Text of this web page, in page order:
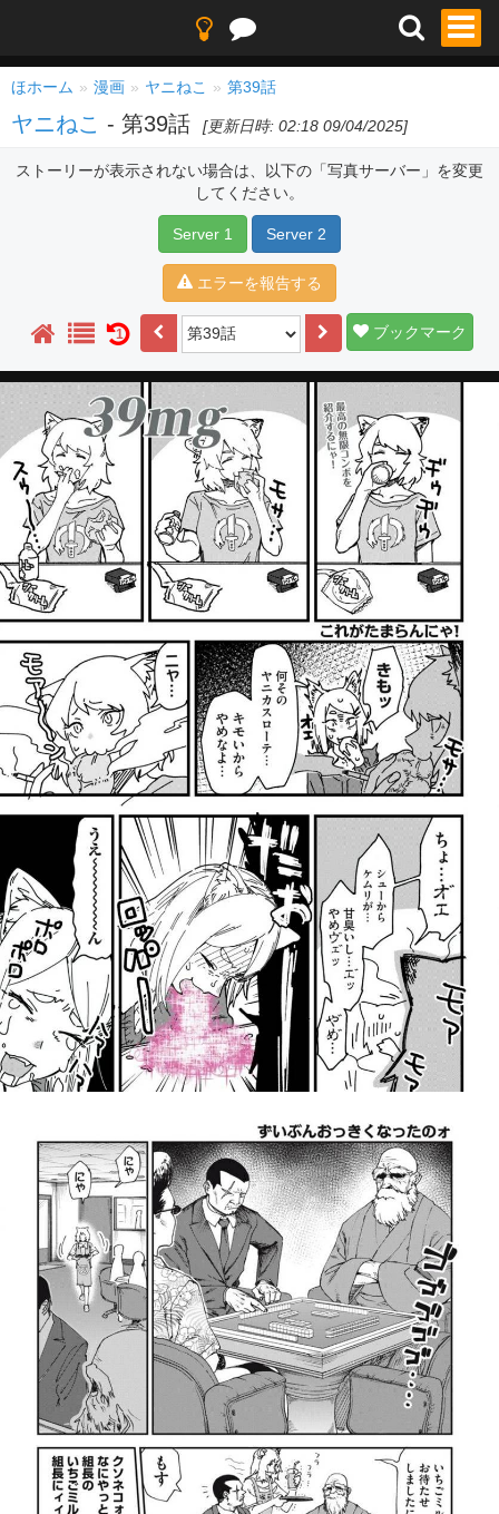
ほホーム 漫画 ヤニねこ 第39話
ヤニねこ - 第39話 [更新日時: 02:18 09/04/2025]
ストーリーが表示されない場合は、以下の「写真サーバー」を変更
してください。
Server 1 Server 2
エラーを報告する
1 ブックマーク